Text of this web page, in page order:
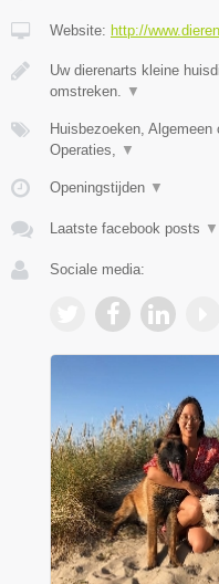
Website: http://
Uw dierenarts kleine
omstreken. ▼
Huisbezoeken,
Operaties, ▼
Openingstijden ▼
Laatste facebook posts ▼
Sociale media: